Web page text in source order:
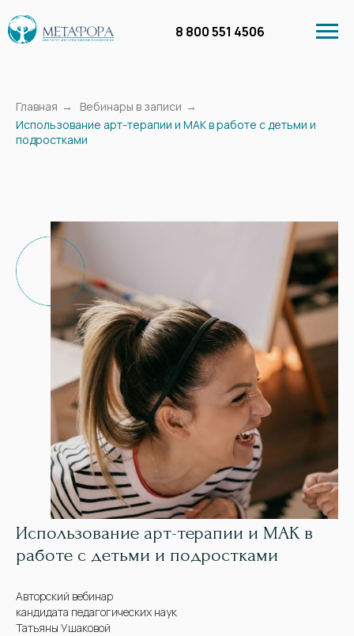
Курсы Вебинары в
8 800 551 4506
Главная → Вебинары в записи →
Использование арт-терапии и МАК в работе с детьми и
подростками
Использование арт-терапии и МАК в
работе с детьми и подростками
Авторский вебинар
кандидата педагогических наук
Татьяны Ушаковой